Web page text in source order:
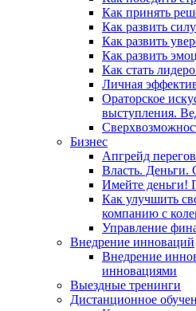
Как принять
Как развить
Как развить
Как развить
Как стать
Личная
Ораторское
выступления.
Бизнес
Апгрейд
Власть. Деньги.
Имейте деньги!
Как улучшить
компанию с
Управление
Внедрение инноваций
Внедрение
инновациями
Выездные тренинги
Дистанционное